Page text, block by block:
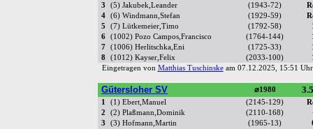
3
(5) Jakubek,Leander (1943-72)
4
(6) Windmann,Stefan (1929-59)
5
(7) Lütkemeier,Timo (1792-58)
6
(1002) Pozo Campos,Francisco (1764-144)
7
(1006) Herlitschka,Eni (1725-33)
8
(1012) Kayser,Felix (2033-100)
Eingetragen von Matthias Tuschinskeam 07.12.2025, 15:51
Gütersloher SV ⌀1980
1 (1) Ebert,Manuel (2145-129)
2
(2) Plaßmann,Dominik (2110-168)
3
(3) Hofmann,Martin (1965-13)